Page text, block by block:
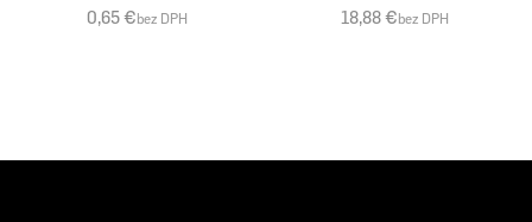
0,65€bez DPH
18,88€bez DPH